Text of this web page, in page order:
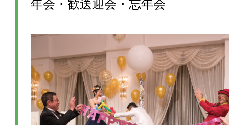
年会・歓送迎会・忘年会